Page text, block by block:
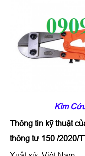
Kìm
Thông tin kỹ thuật
thông tư 150 /2020/